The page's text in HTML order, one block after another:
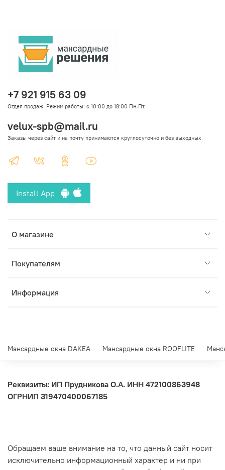
О магазине
Покупателям
Информация
Install App
+7 921 915 63 09
Отдел продаж. Режим работы: с 10:00 до 18:00 Пн-Пт.
velux-spb@mail.ru
Заказы через сайт и на почту принимаются круглосуточно и без выходных.
Мансардные окна DAKEA Мансардные окна ROOFLITE
Реквизиты: ИП Прудникова О.А. ИНН 472100863948
ОГРНИП 319470400067185
Обращаем ваше внимание на то, что данный сайт носит
исключительно информационный характер и ни при